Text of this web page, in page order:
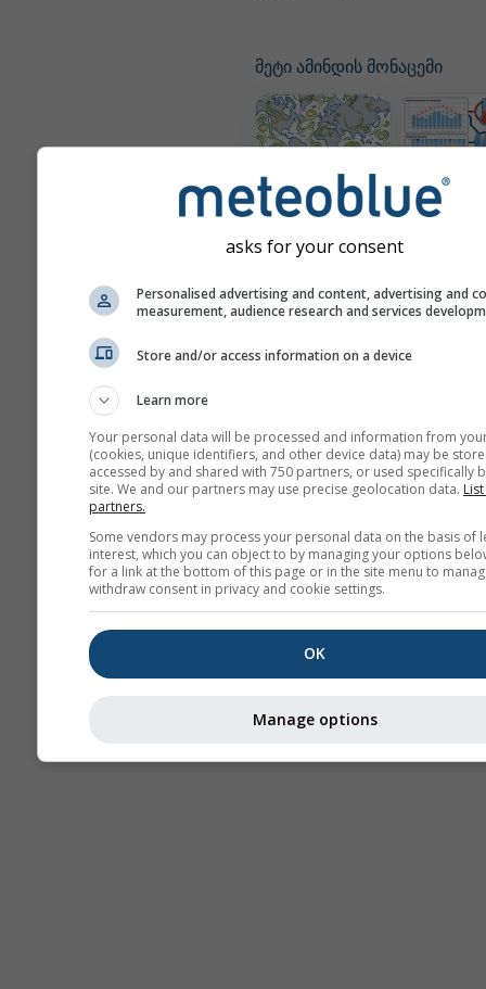
მეტი ამინდის მონაცემი
ქარის რუკა
asks for your consent
Personalised advertising and content, advertising and
measurement, audience research and services
Store and/or access information on a device
Learn more
Your personal data will be processed and information from
(cookies, unique identifiers, and other device data) may be
accessed by and shared with 750 partners, or used specifically
site. We and our partners may use precise geolocation data.
partners.
Some vendors may process your personal data on the basis of
interest, which you can object to by managing your options
for a link at the bottom of this page or in the site menu to
withdraw consent in privacy and cookie settings.
OK
Manage options